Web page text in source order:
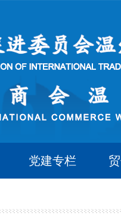
党建专栏